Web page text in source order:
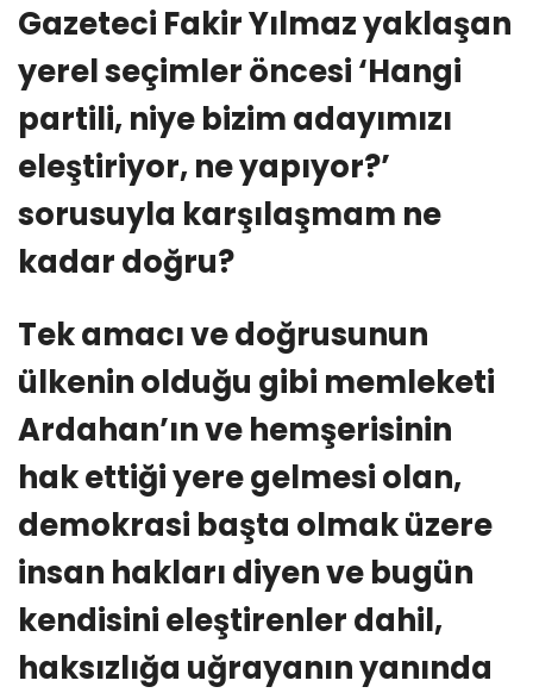
Gazeteci Fakir Yılmaz yaklaşan
yerel seçimler öncesi ‘Hangi
partili, niye bizim adayımızı
eleştiriyor, ne yapıyor?’
sorusuyla karşılaşmam ne
kadar doğru?
Tek amacı ve doğrusunun
ülkenin olduğu gibi memleketi
Ardahan’ın ve hemşerisinin
hak ettiği yere gelmesi olan,
demokrasi başta olmak üzere
insan hakları diyen ve bugün
kendisini eleştirenler dahil,
haksızlığa uğrayanın yanında